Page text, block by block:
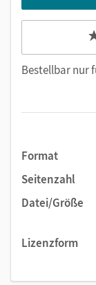
Bestellbar nur
Format
Seitenzahl
Datei/Größe
Lizenzform